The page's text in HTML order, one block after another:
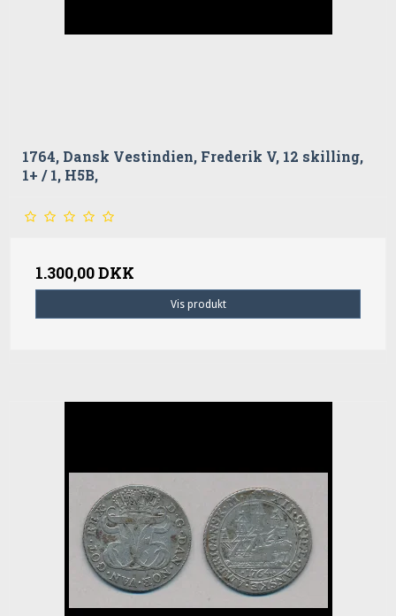
1764, Dansk Vestindien, Frederik V, 12 skilling,
1+ / 1, H5B,
1.300,00 DKK
Vis produkt